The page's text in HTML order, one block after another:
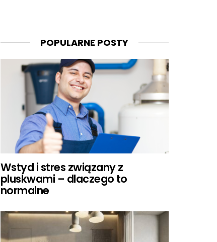
POPULARNE POSTY
Wstyd i stres związany z
pluskwami – dlaczego to
normalne